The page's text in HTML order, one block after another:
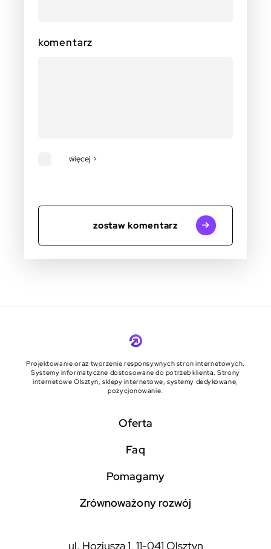
komentarz
więcej >
zostaw komentarz
Projektowanie oraz tworzenie responsywnych stron internetowych.
Systemy informatyczne dostosowane do potrzeb klienta. Strony
internetowe Olsztyn, sklepy internetowe, systemy dedykowane,
pozycjonowanie.
Oferta
faq
pomagamy
zrównoważony rozwój
ul. Hozjusza 1, 11-041 Olsztyn